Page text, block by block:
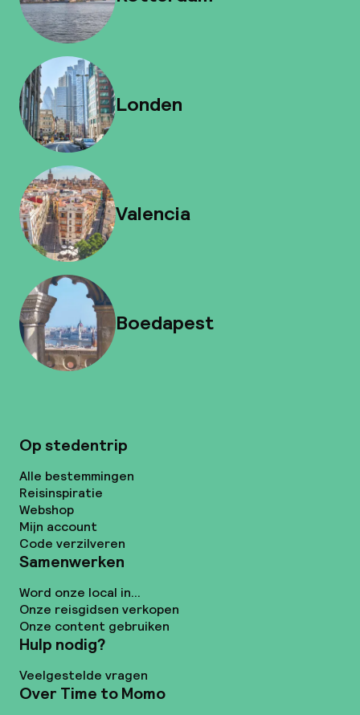
Londen
Valencia
Boedapest
Op stedentrip
Alle bestemmingen
Reisinspiratie
Webshop
Mijn account
Code verzilveren
Samenwerken
Word onze local in...
Onze reisgidsen verkopen
Onze content gebruiken
Hulp nodig?
Veelgestelde vragen
Over Time to Momo